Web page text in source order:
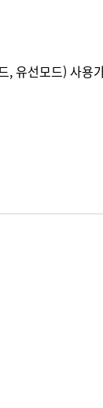
, 유선모드) 사용